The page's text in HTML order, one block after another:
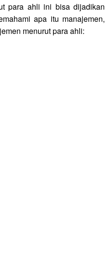
para ahli ini bisa dijadikan
apa itu manajemen,
menurut para ahli: